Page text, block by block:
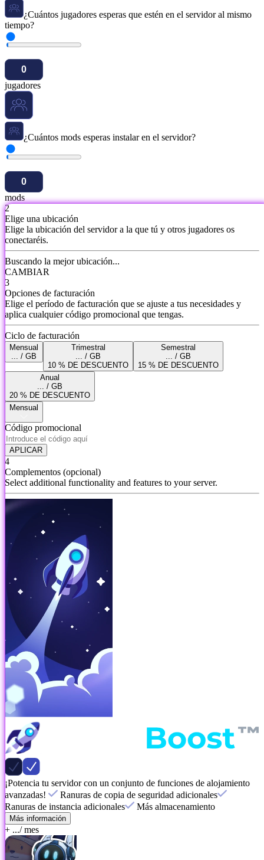
¿Cuántos jugadores esperas que estén en el servidor al mismo
tiempo?
jugadores
¿Cuántos mods esperas instalar en el servidor?
mods
2
Elige una ubicación
Elige la ubicación del servidor a la que tú y otros jugadores os
conectaréis.
Buscando la mejor ubicación...
CAMBIAR
3
Opciones de facturación
Elige el período de facturación que se ajuste a tus necesidades y
aplica cualquier código promocional que tengas.
Ciclo de facturación
Mensual
... / GB
Trimestral
... / GB
10 % DE DESCUENTO
Semestral
... / GB
15 % DE DESCUENTO
Anual
... / GB
20 % DE DESCUENTO
Mensual
Código promocional
APLICAR
4
Complementos (opcional)
Select additional functionality and features to your server.
¡Potencia tu servidor con un conjunto de funciones de alojamiento
avanzadas!
Ranuras de copia de seguridad adicionales
Ranuras de instancia adicionales
Más almacenamiento
Más información
+ .../ mes